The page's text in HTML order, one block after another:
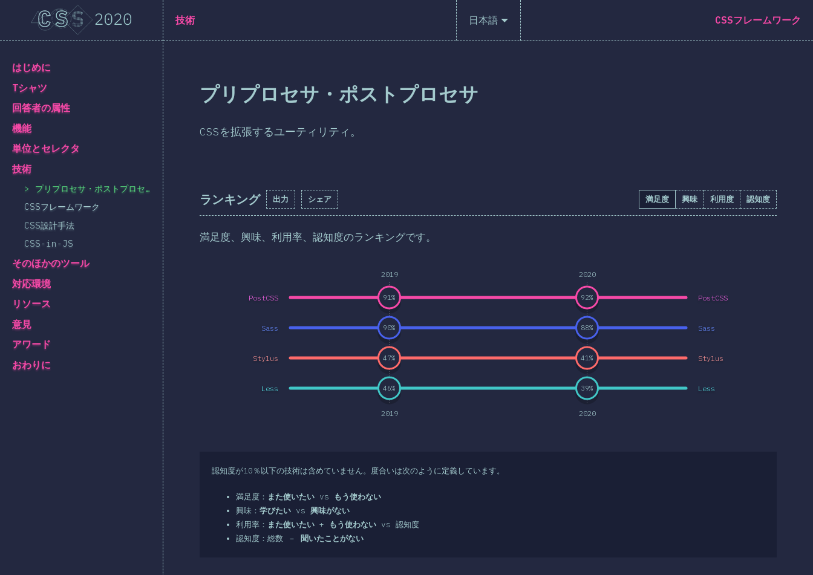
[ja-JP] general.title
[ja-JP] general.back_to_intro
はじめに
Tシャツ
回答者の属性
機能
単位とセレクタ
技術
プリプロセサ・ポストプロセサ
CSSフレームワーク
CSS設計手法
CSS-in-JS
そのほかのツール
対応環境
リソース
意見
アワード
おわりに
技術 日本語 CSSフレームワーク
プリプロセサ・ポストプロセサ
CSSを拡張するユーティリティ。
ランキング 出力 シェア 満足度 興味 利用度 認知度
満足度、興味、利用率、認知度のランキングです。
2019 2020
2019 2020
Sass
Less
PostCSS
Stylus
Sass
Less
PostCSS
Stylus
90% 88%
46% 39%
91% 92%
47% 41%
認知度が10％以下の技術は含めていません。度合いは次のように定義しています。
満足度： また使いたい vs
もう使わない
興味： 学びたい vs 興味がない
利用率： また使いたい + もう使わない vs 認知度
認知度：総数 － 聞いたことがない
Navigated to [ja-JP] general.title